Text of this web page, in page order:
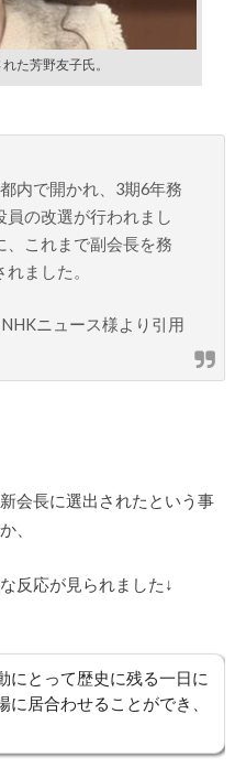
た芳野友子氏。
内で開かれ、3期6年務
の改選が行われまし
、これまで副会長を務
ました。
NHKニュース様より引用
会長に選出されたという事
、
反応が見られました↓
にとって歴史に残る一日に
に居合わせることができ、